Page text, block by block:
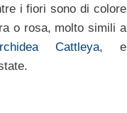
i fiori sono di colore
o rosa, molto simili a
Cattleya, e